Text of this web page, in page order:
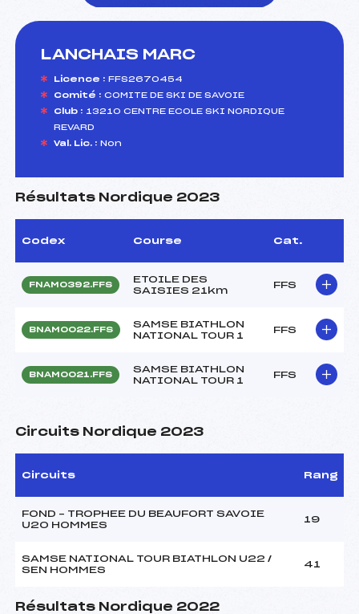
LANCHAIS MARC
Licence : FFS2670454
Comité : COMITE DE SKI DE SAVOIE
Club : 13210 CENTRE ECOLE SKI NORDIQUE
REVARD
Val. Lic. : Non
Résultats Nordique 2023
Codex Course Cat.
FNAM0392.FFS
ETOILE DES
SAISIES 21km
FFS
BNAM0022.FFS
SAMSE BIATHLON
NATIONAL TOUR 1
FFS
BNAM0021.FFS
SAMSE BIATHLON
NATIONAL TOUR 1
FFS
Circuits Nordique 2023
Circuits Rang
FOND – TROPHEE DU BEAUFORT SAVOIE
U20 HOMMES
19
SAMSE NATIONAL TOUR BIATHLON U22 /
SEN HOMMES
41
Résultats Nordique 2022